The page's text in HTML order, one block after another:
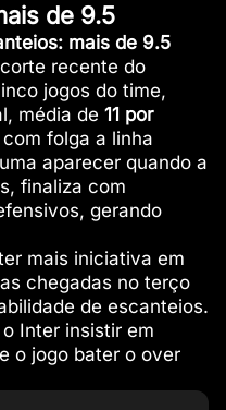
de 9.5
mais de 9.5
recente do
jogos do time,
média de 11 por
folga a linha
aparecer quando a
finaliza com
gerando
mais iniciativa em
chegadas no terço
de escanteios.
Inter insistir em
o jogo bater o over